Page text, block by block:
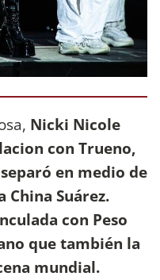
Nicki Nicole
con Trueno,
en medio de
Suárez.
con Peso
que también la
mundial.